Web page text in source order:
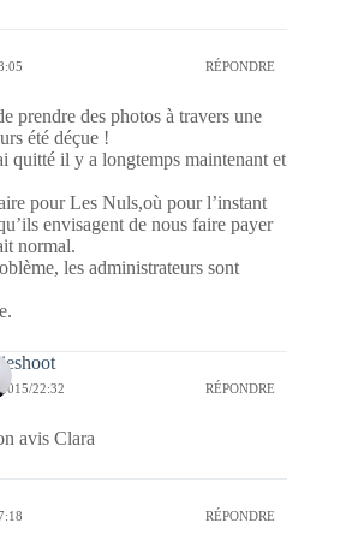
RÉPONDRE
prendre des photos à travers une
été déçue !
quitté il y a longtemps maintenant et
pour Les Nuls,où pour l’instant
envisagent de nous faire payer
normal.
les administrateurs sont
22:32 RÉPONDRE
avis Clara
RÉPONDRE